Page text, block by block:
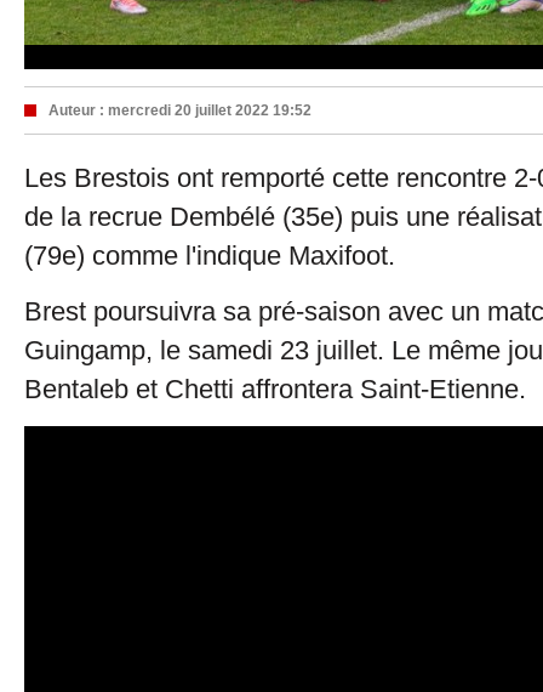
Auteur : mercredi 20 juillet 2022 19:52
Les Brestois ont remporté cette rencontre
de la recrue Dembélé (35e) puis une
(79e) comme l'indique Maxifoot.
Brest poursuivra sa pré-saison avec un
Guingamp, le samedi 23 juillet. Le même
Bentaleb et Chetti affrontera Saint-Etienne.